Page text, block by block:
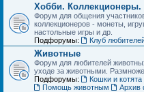
Хобби. Коллекционеры.
Форум для общения
коллекционеров - монеты,
настольные игры и др.
Подфорумы:
Животные
Форум для любителей
уходе за животными.
Подфорумы:
Кошки и котята
Помощь животным